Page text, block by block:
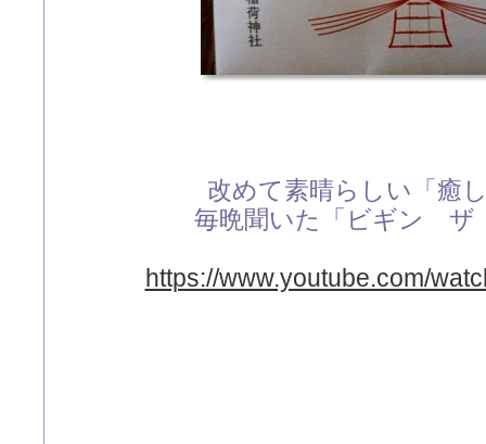
改めて素晴らしい「癒
毎晩聞いた「ビギン
https://www.youtube.com/